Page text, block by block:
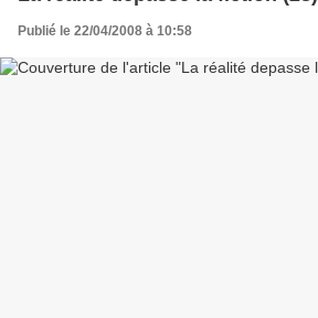
Publié le 22/04/2008 à 10:58